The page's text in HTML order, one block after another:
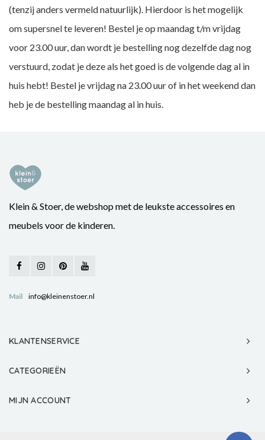
(tenzij anders vermeld natuurlijk). Hierdoor is het mogelijk
om supersnel te leveren! Bestel je op maandag t/m vrijdag
voor 23.00 uur, dan wordt je bestelling nog dezelfde dag nog
verstuurd, zodat je deze als het goed is de volgende dag al in
huis hebt! Bestel je vrijdag na 23.00 uur of in het weekend dan
heb je de bestelling maandag al in huis.
Klein & Stoer, de webshop met de leukste accessoires en
meubels voor de kinderen.
Mail info@kleinenstoer.nl
KLANTENSERVICE
CATEGORIEËN
MIJN ACCOUNT